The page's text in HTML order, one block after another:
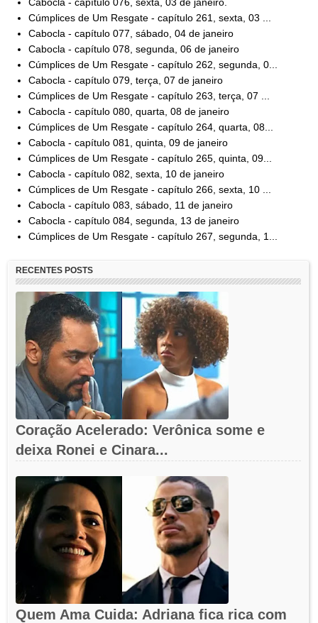
Cúmplices de Um Resgate - capítulo 261, sexta, 03 ...
Cabocla - capítulo 077, sábado, 04 de janeiro
Cabocla - capítulo 078, segunda, 06 de janeiro
Cúmplices de Um Resgate - capítulo 262, segunda, 0...
Cabocla - capítulo 079, terça, 07 de janeiro
Cúmplices de Um Resgate - capítulo 263, terça, 07 ...
Cabocla - capítulo 080, quarta, 08 de janeiro
Cúmplices de Um Resgate - capítulo 264, quarta, 08...
Cabocla - capítulo 081, quinta, 09 de janeiro
Cúmplices de Um Resgate - capítulo 265, quinta, 09...
Cabocla - capítulo 082, sexta, 10 de janeiro
Cúmplices de Um Resgate - capítulo 266, sexta, 10 ...
Cabocla - capítulo 083, sábado, 11 de janeiro
Cabocla - capítulo 084, segunda, 13 de janeiro
Cúmplices de Um Resgate - capítulo 267, segunda, 1...
RECENTES POSTS
Coração Acelerado: Verônica some e
deixa Ronei e Cinara...
Quem Ama Cuida: Adriana fica rica com